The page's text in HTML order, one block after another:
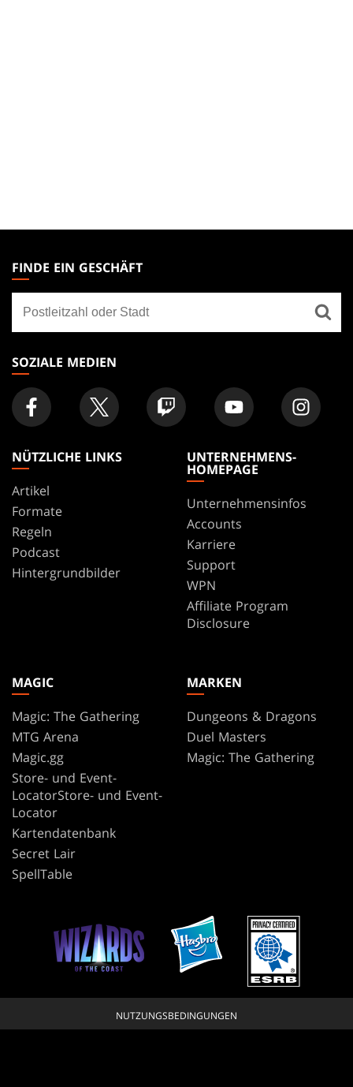
THE
GATHERING
FOOTER
FINDE EIN GESCHÄFT
ein
Geschäft
SOZIALE MEDIEN
NÜTZLICHE LINKS
Artikel
Formate
Regeln
Podcast
Hintergrundbilder
UNTERNEHMENS-
HOMEPAGE
Unternehmensinfos
Accounts
Karriere
Support
WPN
Affiliate Program
Disclosure
MAGIC
Magic: The Gathering
MTG Arena
Magic.gg
Store- und Event-
LocatorStore- und Event-
Locator
Kartendatenbank
Secret Lair
SpellTable
MARKEN
Dungeons & Dragons
Duel Masters
Magic: The Gathering
NUTZUNGSBEDINGUNGEN